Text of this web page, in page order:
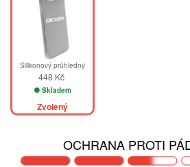
Silikonový průhledný
448 Kč
Skladem
Zvolený
OCHRANA PROTI